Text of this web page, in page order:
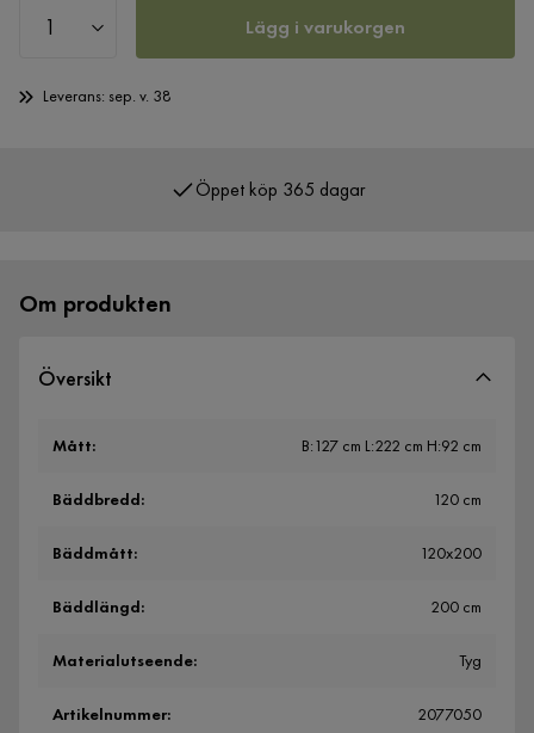
Lägg i varukorgen
Leverans: sep. v. 38
Öppet köp 365 dagar
Om produkten
Översikt
Mått: B:127 cm L:222 cm H:92 cm
Bäddbredd: 120 cm
Bäddmått: 120x200
Bäddlängd: 200 cm
Materialutseende: Tyg
Artikelnummer: 2077050